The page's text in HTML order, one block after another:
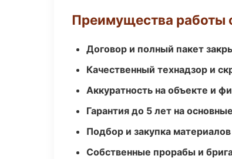
Преимущества работы
Договор и полный пакет
Качественный технадзор и
Аккуратность на объекте и
Гарантия до 5 лет на
Подбор и закупка
Собственные прорабы и